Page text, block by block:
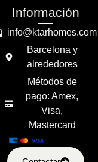
Información
info@ktarhomes.com
Barcelona y
alrededores
Métodos de
pago: Amex,
Visa,
Mastercard